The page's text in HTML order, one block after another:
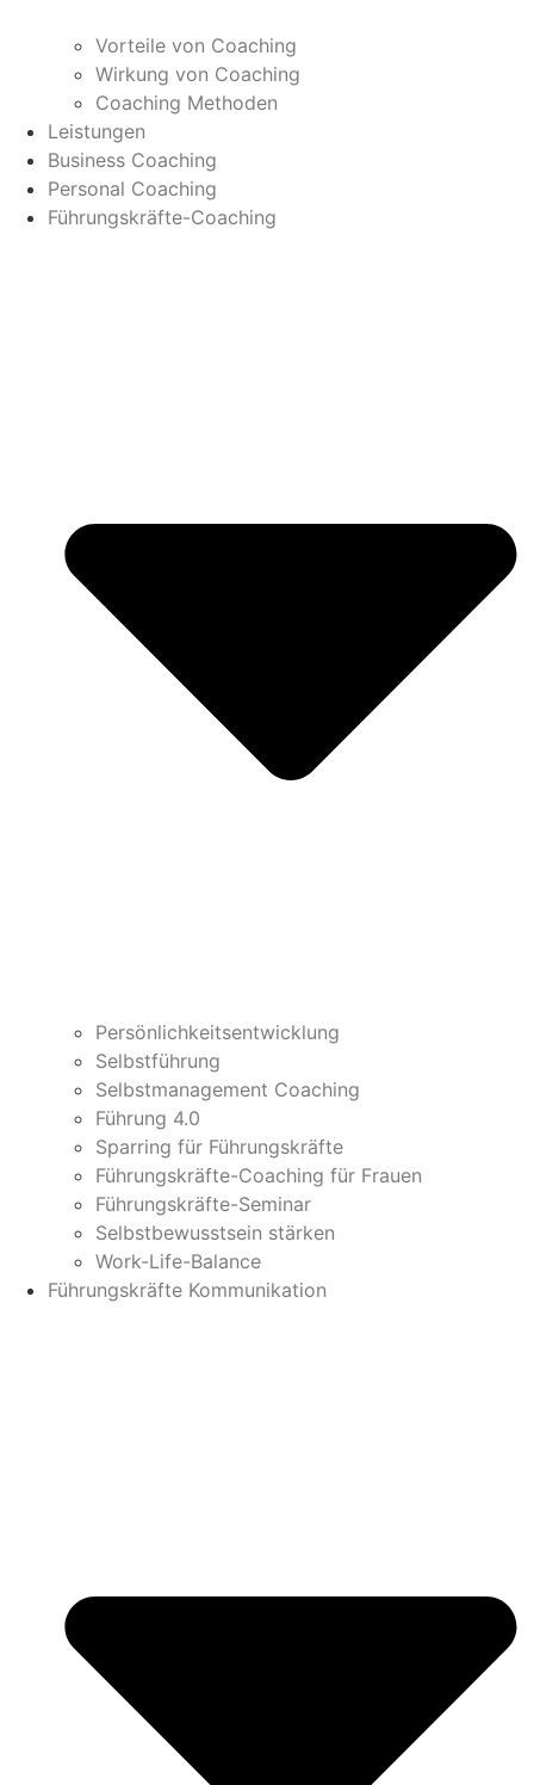
Vorteile von Coaching
Wirkung von Coaching
Coaching Methoden
Leistungen
Business Coaching
Personal Coaching
Führungskräfte-Coaching
Persönlichkeitsentwicklung
Selbstführung
Selbstmanagement Coaching
Führung 4.0
Sparring für Führungskräfte
Führungskräfte-Coaching für Frauen
Führungskräfte-Seminar
Selbstbewusstsein stärken
Work-Life-Balance
Führungskräfte Kommunikation